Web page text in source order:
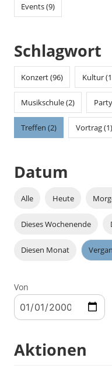
Events (9)
Schlagwort
Konzert (96) Kultur
Musikschule (2)
Treffen (2) Vortrag (1)
Datum
Alle Heute
Dieses Wochenende
Diesen Monat
Von
Aktionen